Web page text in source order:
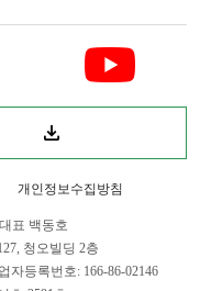
개인정보수집방침
대표 백동호
청오빌딩 2층
자등록번호: 166-86-02146